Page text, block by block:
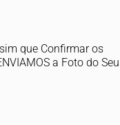
que Confirmar os
a Foto do Seu